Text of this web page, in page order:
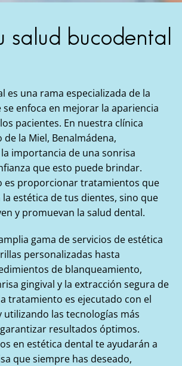
salud bucodental
es una rama especializada de la
enfoca en mejorar la apariencia
pacientes. En nuestra clínica
la Miel, Benalmádena,
importancia de una sonrisa
que esto puede brindar.
es proporcionar tratamientos que
estética de tus dientes, sino que
y promuevan la salud dental.
gama de servicios de estética
personalizadas hasta
de blanqueamiento,
gingival y la extracción segura de
tratamiento es ejecutado con el
utilizando las tecnologías más
resultados óptimos.
en estética dental te ayudarán a
que siempre has deseado,